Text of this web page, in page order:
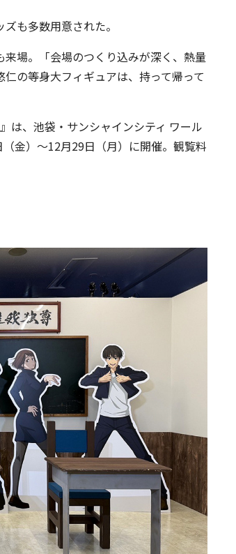
も多数用意された。
場。「会場のつくり込みが深く、熱量
の等身大フィギュアは、持って帰って
は、池袋・サンシャインシティ ワール
金）～12月29日（月）に開催。観覧料